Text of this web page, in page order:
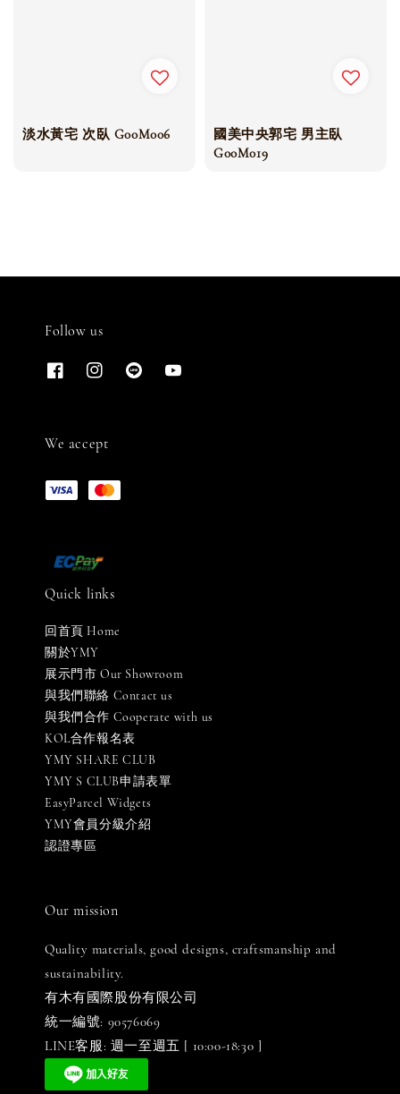
淡水黃宅 次臥 G00M006
國美中央郭宅 男主臥
G00M019
Follow us
We accept
Quick links
回首頁 Home
關於YMY
展示門市 Our Showroom
與我們聯絡 Contact us
與我們合作 Cooperate with us
KOL合作報名表
YMY SHARE CLUB
YMY S CLUB申請表單
EasyParcel Widgets
YMY會員分級介紹
認證專區
Our mission
Quality materials, good designs, craftsmanship and
sustainability.
有木有國際股份有限公司
統一編號: 90576069
LINE客服: 週一至週五 [ 10:00-18:30 ]